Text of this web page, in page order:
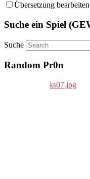
Übersetzung bearbeiten
Suche ein Spiel
Suche
Random Pr0n